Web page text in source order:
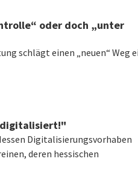
oder doch „unter
schlägt einen „neuen“ Weg
digitalisiert!"
Digitalisierungsvorhaben
deren hessischen